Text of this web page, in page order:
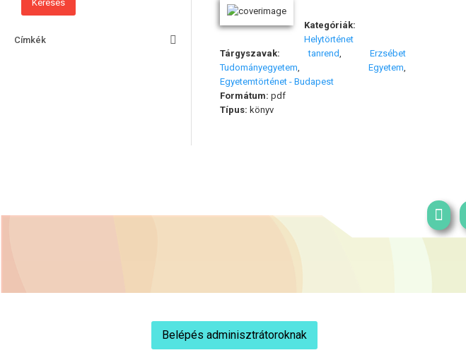
Címkék
Kategóriák:
Helytörténet
Tárgyszavak:
tanrend
Erzsébet
Tudományegyetem
Egyetem
Egyetemtörténet - Budapest
Formátum: pdf
Típus: könyv
Belépés adminisztrátoroknak